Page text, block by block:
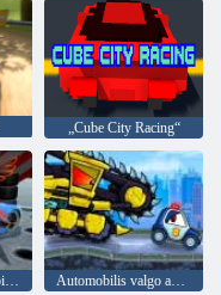
„Cube City Racing“
Skraidymo automobilio kaskadininkas 2 Automobilis valgo automobilį 4